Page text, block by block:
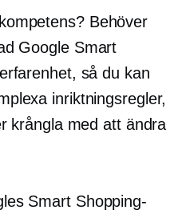
Behöver
Google Smart
så du kan
inriktningsregler,
krångla med att ändra
Smart Shopping-